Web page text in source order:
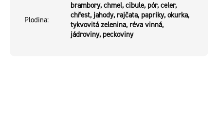
Plodina:
brambory, chmel, cibule, pór, celer,
chřest, jahody, rajčata, papriky, okurka,
tykvovitá zelenina, réva vinná,
jádroviny, peckoviny